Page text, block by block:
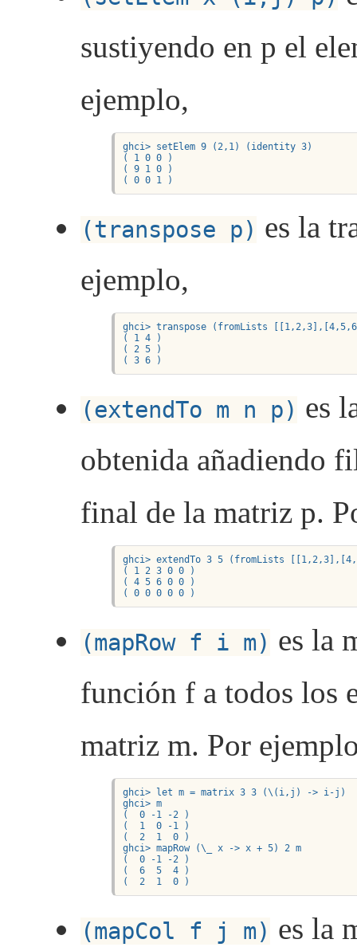
sustiyendo en p el
ejemplo,
ghci> setElem 9 (2,1) (identity 3)
( 1 0 0 )
( 9 1 0 )
( 0 0 1 )
(transpose p) es la
ejemplo,
ghci> transpose (fromLists
( 1 4 )
( 2 5 )
( 3 6 )
(extendTo m n p) es
obtenida añadiendo
final de la matriz p.
ghci> extendTo 3 5 (fromLists
( 1 2 3 0 0 )
( 4 5 6 0 0 )
( 0 0 0 0 0 )
(mapRow f i m) es la
función f a todos los
matriz m. Por
ghci> let m = matrix 3 3 (\(i,j) -> i-j)
ghci> m
(  0 -1 -2 )
(  1  0 -1 )
(  2  1  0 )
ghci> mapRow (\_ x -> x + 5) 2 m
(  0 -1 -2 )
(  6  5  4 )
(  2  1  0 )
(mapCol f j m) es la